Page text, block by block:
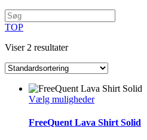
TOP
Viser 2 resultater
Vælg mulighederDette
har
FreeQuent Lava Shirt Solid